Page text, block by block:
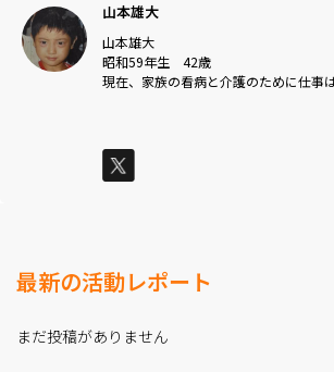
山本雄大
山本雄大
昭和59年生 42歳
現在、家族の看病と介護のために仕事
最新の活動レポート
まだ投稿がありません